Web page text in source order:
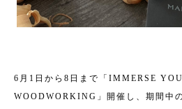
6月1日から8日まで「IMMERSE
WOODWORKING」開催し、期間中